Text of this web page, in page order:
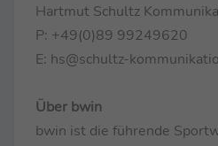
Hartmut Schultz
P: +49(0)89 99249620
E: hs@schultz-
Über bwin
bwin ist die führende